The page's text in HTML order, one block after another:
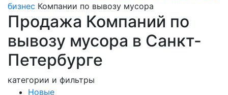
бизнес Компании по вывозу мусора
Продажа Компаний по
вывозу мусора в Санкт-
Петербурге
категории и фильтры
Новые